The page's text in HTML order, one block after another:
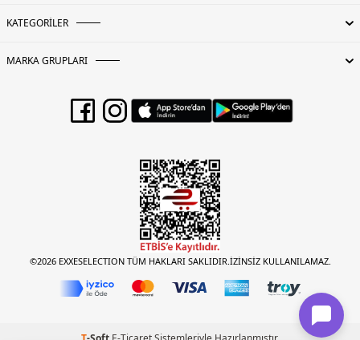
KATEGORİLER
MARKA GRUPLARI
©2026 EXXESELECTION TÜM HAKLARI SAKLIDIR.İZİNSİZ KULLANILAMAZ.